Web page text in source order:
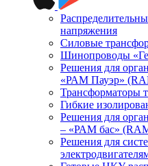
напряжения
Силовые
Шинопроводы
Решения для
«РАМ Пауэр»
Трансформаторы
Гибкие
Решения для
– «РАМ бас»
Решения для